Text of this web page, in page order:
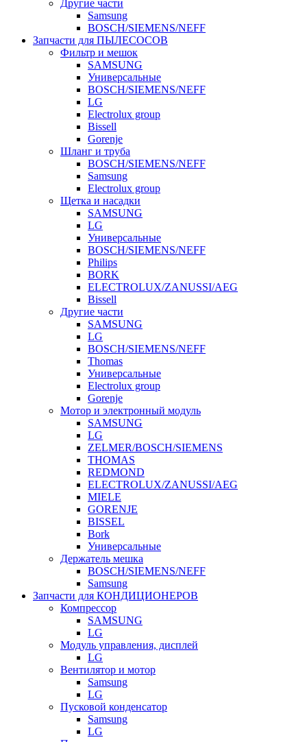
Другие части
Samsung
BOSCH/SIEMENS/NEFF
Запчасти для ПЫЛЕСОСОВ
Фильтр и мешок
SAMSUNG
Универсальные
BOSCH/SIEMENS/NEFF
LG
Electrolux group
Bissell
Gorenje
Шланг и труба
BOSCH/SIEMENS/NEFF
Samsung
Electrolux group
Щетка и насадки
SAMSUNG
LG
Универсальные
BOSCH/SIEMENS/NEFF
Philips
BORK
ELECTROLUX/ZANUSSI/AEG
Bissell
Другие части
SAMSUNG
LG
BOSCH/SIEMENS/NEFF
Thomas
Универсальные
Electrolux group
Gorenje
Мотор и электронный модуль
SAMSUNG
LG
ZELMER/BOSCH/SIEMENS
THOMAS
REDMOND
ELECTROLUX/ZANUSSI/AEG
MIELE
GORENJE
BISSEL
Bork
Универсальные
Держатель мешка
BOSCH/SIEMENS/NEFF
Samsung
Запчасти для КОНДИЦИОНЕРОВ
Компрессор
SAMSUNG
LG
Модуль управления, дисплей
LG
Вентилятор и мотор
Samsung
LG
Пусковой конденсатор
Samsung
LG